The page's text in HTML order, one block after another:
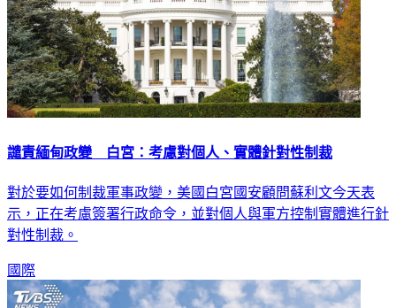
譴責緬甸政變 白宮：考慮對個人、實體針對性制裁
對於要如何制裁軍事政變，美國白宮國安顧問蘇利文今天表
示，正在考慮簽署行政命令，並對個人與軍方控制實體進行針
對性制裁。
國際